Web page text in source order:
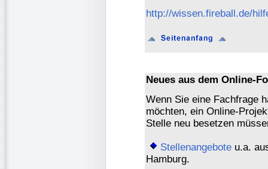
http://wissen.fireball.de/
Neues aus dem Online-
Wenn Sie eine Fachfrage
möchten, ein Online-
Stelle neu besetzen
Stellenangebote u.a.
Hamburg.